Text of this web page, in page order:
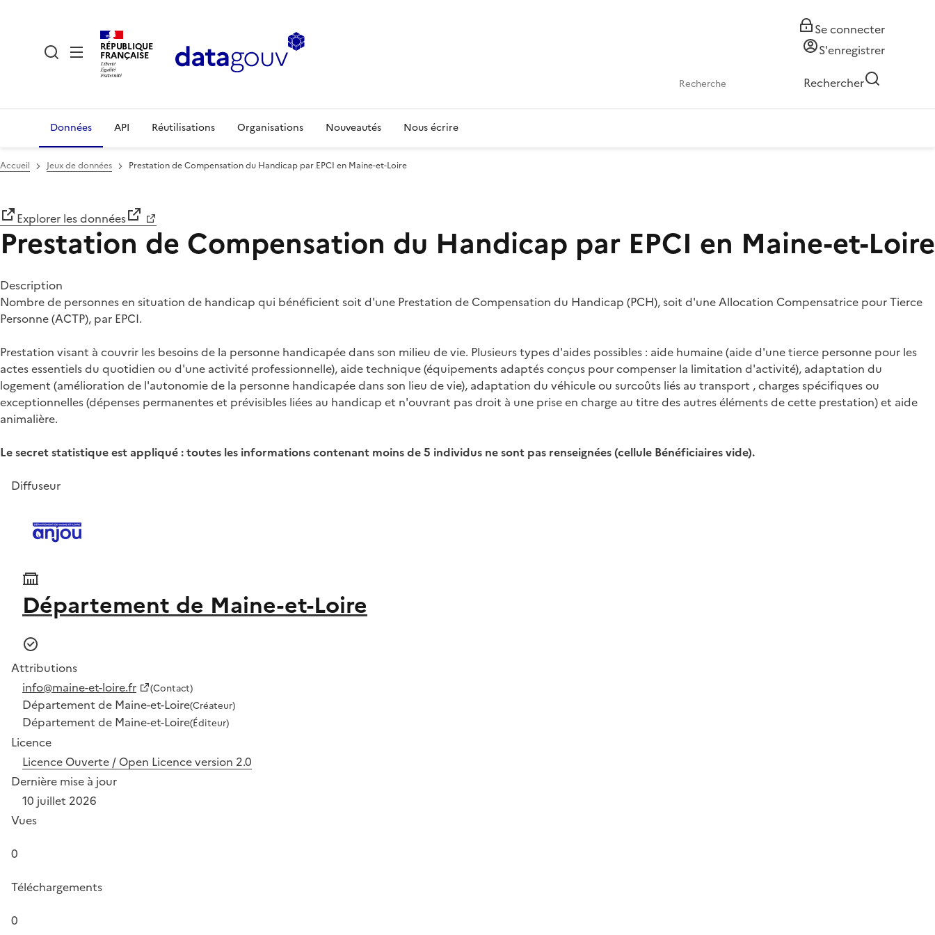
RÉPUBLIQUE
FRANÇAISE
Se connecter
S'enregistrer
Rechercher
Données API Réutilisations Organisations Nouveautés Nous écrire
Accueil Jeux de données Prestation de Compensation du Handicap par EPCI en Maine-et-Loire
Explorer les données
Prestation de Compensation du Handicap par EPCI en Maine-et-Loire
Description
Nombre de personnes en situation de handicap qui bénéficient soit d'une Prestation de Compensation du Handicap (PCH), soit d'une Allocation Compensatrice pour Tierce
Personne (ACTP), par EPCI.
Prestation visant à couvrir les besoins de la personne handicapée dans son milieu de vie. Plusieurs types d'aides possibles : aide humaine (aide d'une tierce personne pour les
actes essentiels du quotidien ou d'une activité professionnelle), aide technique (équipements adaptés conçus pour compenser la limitation d'activité), adaptation du
logement (amélioration de l'autonomie de la personne handicapée dans son lieu de vie), adaptation du véhicule ou surcoûts liés au transport , charges spécifiques ou
exceptionnelles (dépenses permanentes et prévisibles liées au handicap et n'ouvrant pas droit à une prise en charge au titre des autres éléments de cette prestation) et aide
animalière.
Le secret statistique est appliqué : toutes les informations contenant moins de 5 individus ne sont pas renseignées (cellule Bénéficiaires vide).
Diffuseur
Département de Maine-et-Loire
Attributions
info@maine-et-loire.fr
(Contact)
Département de Maine-et-Loire(Créateur)
Département de Maine-et-Loire(Éditeur)
Licence
Licence Ouverte / Open Licence version 2.0
Dernière mise à jour
10 juillet 2026
Vues
0
Téléchargements
0